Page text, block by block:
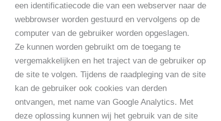
een identificatiecode die van een webserver naar de
webbrowser worden gestuurd en vervolgens op de
computer van de gebruiker worden opgeslagen.
Ze kunnen worden gebruikt om de toegang te
vergemakkelijken en het traject van de gebruiker op
de site te volgen. Tijdens de raadpleging van de site
kan de gebruiker ook cookies van derden
ontvangen, met name van Google Analytics. Met
deze oplossing kunnen wij het gebruik van de site